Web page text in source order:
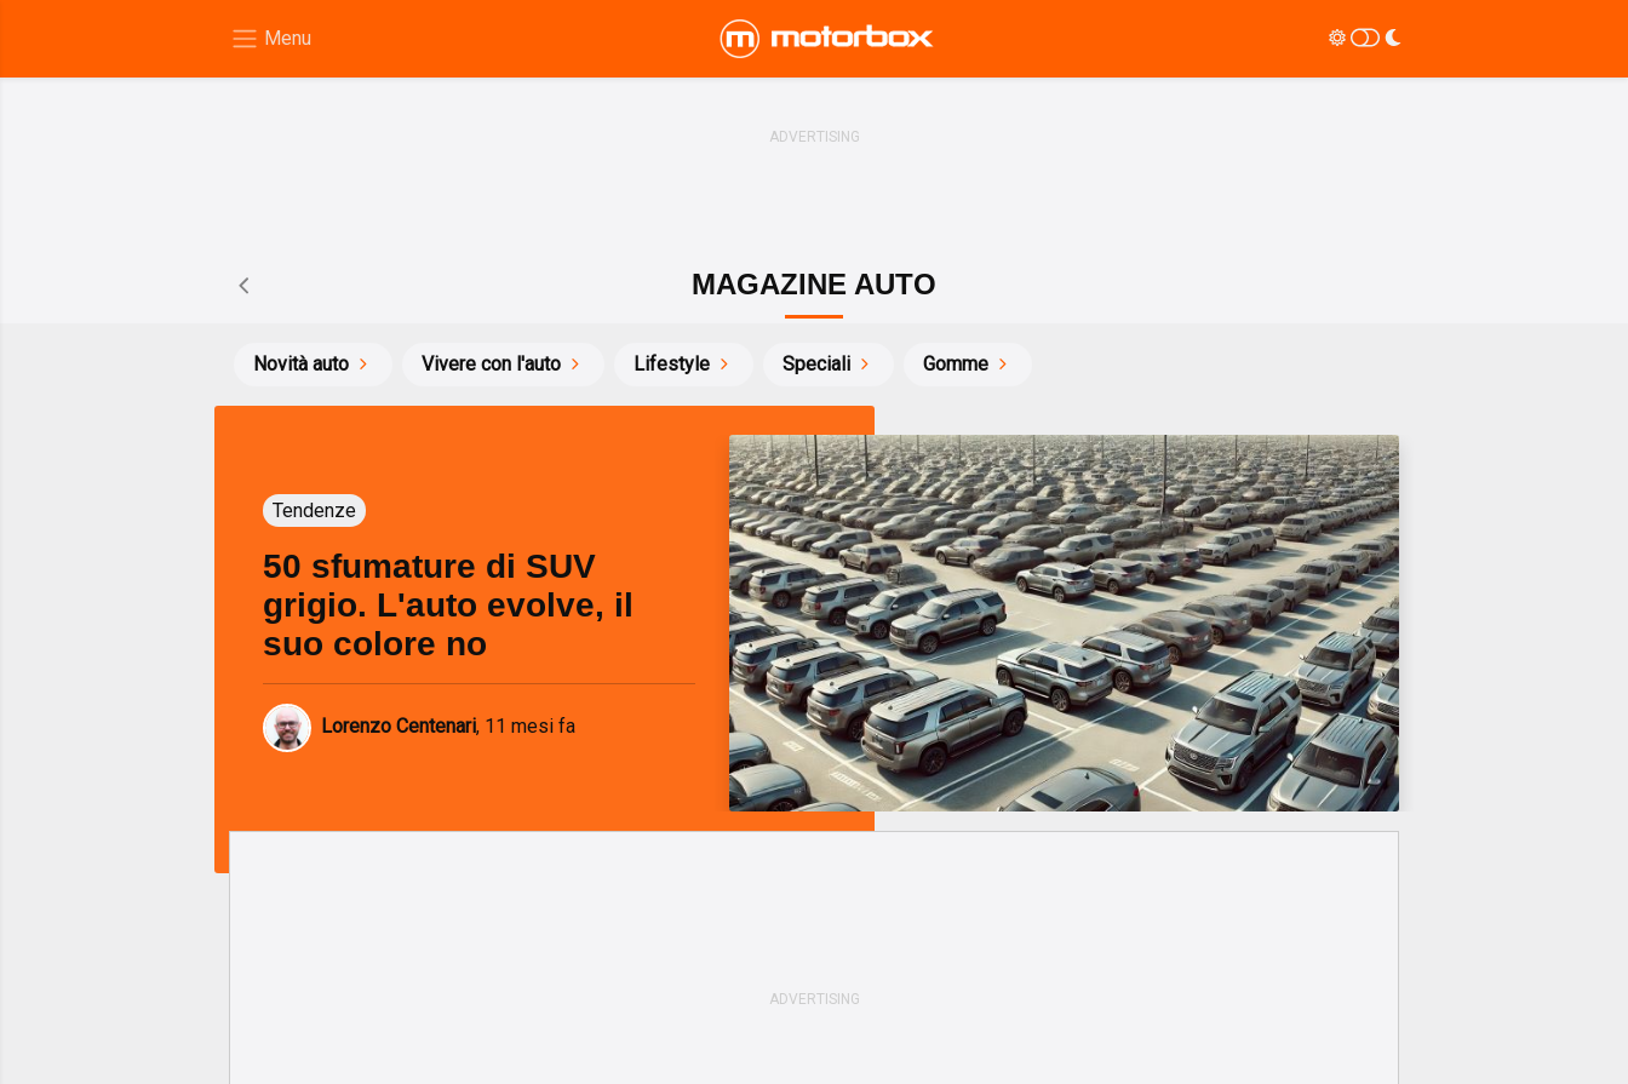
MAGAZINE AUTO
Novità auto Vivere con l'auto Lifestyle Speciali Gomme
Tendenze
50 sfumature di SUV
grigio. L'auto evolve, il
suo colore no
Lorenzo Centenari, 11 mesi fa